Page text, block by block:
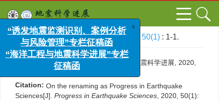
文章导航>地震科学进展>2020 50(1) : 1-1.
《地震科学进展》改刊词[J]. 地震科学进展, 2020,
Citation: On the renaming as Progress in Earthquake
Sciences[J]. Progress in Earthquake Sciences , 2020, 50(1):
“诱发地震监测识别、案例分析
与风险管理”专栏征稿函
“海洋工程与地震科学进展”专栏
征稿函